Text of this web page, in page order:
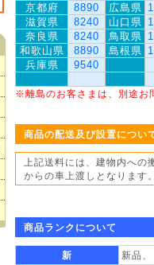
京都府
8890 広島県
滋賀県
8240 山口県
奈良県
8240 鳥取県
和歌山県
8890 島根県
兵庫県
9540
※離島のお客さまは、別途お
商品の配送及び設置につい
上記送料には、建物内へ
からの車上渡しとなります
商品ランクについて
新
新品